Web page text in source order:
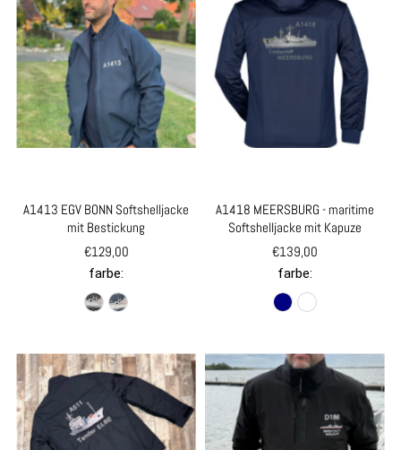
A1413 EGV BONN Softshelljacke
mit Bestickung
€129,00
farbe:
A1418 MEERSBURG - maritime
Softshelljacke mit Kapuze
€139,00
farbe: